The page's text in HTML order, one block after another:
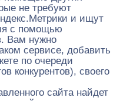
не требуют
и ищут
с помощью
Вам нужно
сервисе, добавить
по очереди
конкурентов), своего
сайта найдет